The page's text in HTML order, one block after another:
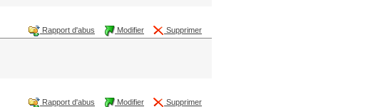
Rapport d'abus Modifier Supprimer
Rapport d'abus Modifier Supprimer